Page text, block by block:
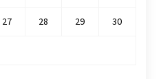
27 28 29 30